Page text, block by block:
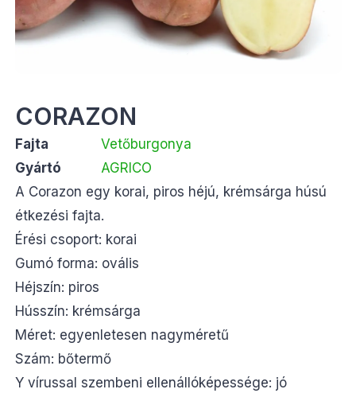
CORAZON
Fajta
Vetőburgonya
Gyártó
AGRICO
A Corazon egy korai, piros héjú, krémsárga húsú
étkezési fajta.
Érési csoport: korai
Gumó forma: ovális
Héjszín: piros
Hússzín: krémsárga
Méret: egyenletesen nagyméretű
Szám: bőtermő
Y vírussal szembeni ellenállóképessége: jó